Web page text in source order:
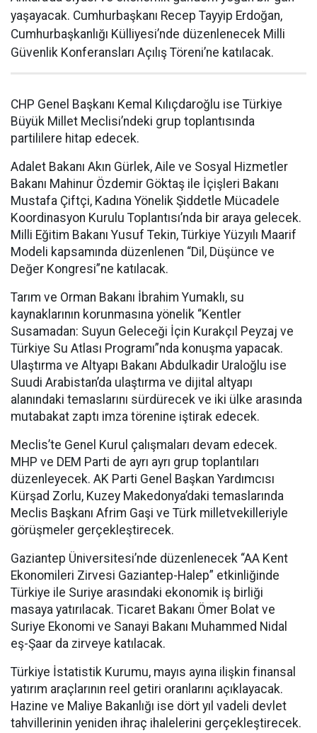
yaşayacak. Cumhurbaşkanı Recep Tayyip Erdoğan,
Cumhurbaşkanlığı Külliyesi’nde düzenlenecek Milli
Güvenlik Konferansları Açılış Töreni’ne katılacak.
CHP Genel Başkanı Kemal Kılıçdaroğlu ise Türkiye
Büyük Millet Meclisi’ndeki grup toplantısında
partililere hitap edecek.
Adalet Bakanı Akın Gürlek, Aile ve Sosyal Hizmetler
Bakanı Mahinur Özdemir Göktaş ile İçişleri Bakanı
Mustafa Çiftçi, Kadına Yönelik Şiddetle Mücadele
Koordinasyon Kurulu Toplantısı’nda bir araya gelecek.
Milli Eğitim Bakanı Yusuf Tekin, Türkiye Yüzyılı Maarif
Modeli kapsamında düzenlenen “Dil, Düşünce ve
Değer Kongresi”ne katılacak.
Tarım ve Orman Bakanı İbrahim Yumaklı, su
kaynaklarının korunmasına yönelik “Kentler
Susamadan: Suyun Geleceği İçin Kurakçıl Peyzaj ve
Türkiye Su Atlası Programı”nda konuşma yapacak.
Ulaştırma ve Altyapı Bakanı Abdulkadir Uraloğlu ise
Suudi Arabistan’da ulaştırma ve dijital altyapı
alanındaki temaslarını sürdürecek ve iki ülke arasında
mutabakat zaptı imza törenine iştirak edecek.
Meclis’te Genel Kurul çalışmaları devam edecek.
MHP ve DEM Parti de ayrı ayrı grup toplantıları
düzenleyecek. AK Parti Genel Başkan Yardımcısı
Kürşad Zorlu, Kuzey Makedonya’daki temaslarında
Meclis Başkanı Afrim Gaşi ve Türk milletvekilleriyle
görüşmeler gerçekleştirecek.
Gaziantep Üniversitesi’nde düzenlenecek “AA Kent
Ekonomileri Zirvesi Gaziantep-Halep” etkinliğinde
Türkiye ile Suriye arasındaki ekonomik iş birliği
masaya yatırılacak. Ticaret Bakanı Ömer Bolat ve
Suriye Ekonomi ve Sanayi Bakanı Muhammed Nidal
eş-Şaar da zirveye katılacak.
Türkiye İstatistik Kurumu, mayıs ayına ilişkin finansal
yatırım araçlarının reel getiri oranlarını açıklayacak.
Hazine ve Maliye Bakanlığı ise dört yıl vadeli devlet
tahvillerinin yeniden ihraç ihalelerini gerçekleştirecek.